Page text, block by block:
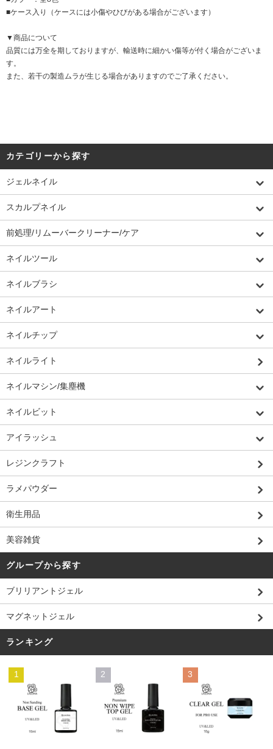
■ケース入り（ケースには小傷やひびがある場合がございます）
▼商品について
品質には万全を期しておりますが、輸送時に細かい傷等が付く場合がございま
す。
また、若干の製造ムラが生じる場合がありますのでご了承ください。
カテゴリーから探す
ジェルネイル
スカルプネイル
前処理/リムーバークリーナー/ケア
ネイルツール
ネイルブラシ
ネイルアート
ネイルチップ
ネイルライト
ネイルマシン/集塵機
ネイルビット
アイラッシュ
レジンクラフト
ラメパウダー
衛生用品
美容雑貨
グループから探す
ブリリアントジェル
マグネットジェル
ランキング
1 2 3